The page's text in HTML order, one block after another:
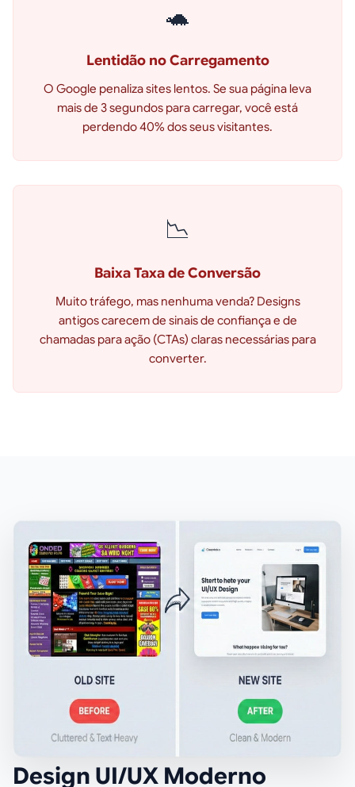
🐢
Lentidão no Carregamento
O Google penaliza sites lentos. Se sua página leva
mais de 3 segundos para carregar, você está
perdendo 40% dos seus visitantes.
📉
Baixa Taxa de Conversão
Muito tráfego, mas nenhuma venda? Designs
antigos carecem de sinais de confiança e de
chamadas para ação (CTAs) claras necessárias para
converter.
Design UI/UX Moderno